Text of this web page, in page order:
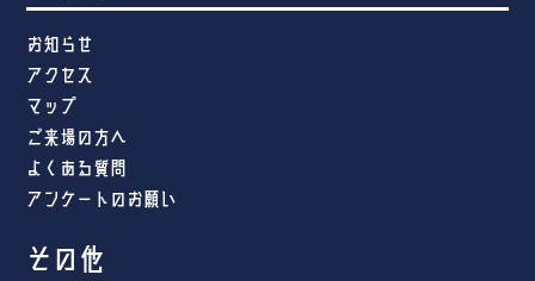
お知らせ
アクセス
マップ
ご来場の方へ
よくある質問
アンケートのお願い
その他